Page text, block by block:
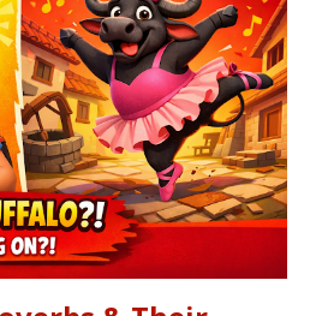
और पैदल सैनिक कुरुक्षेत्र में खड़े हुए, रक्त
हुए | कई लाख सेना के सम्मुख पांडव पाँच बिचारे
के मारे थे | महा-समर की प्रतिक्षा में सारे
केशव स्वयं हाँक रहे थे जी || रणभूमि के सभी
ने अर्जुन को देखा, अर्जुन उन्हें उदास लगे | ...